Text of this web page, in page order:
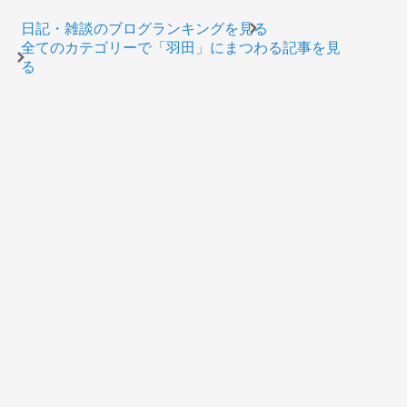
日記・雑談のブログランキングを見る
全てのカテゴリーで「羽田」にまつわる記事を見
る